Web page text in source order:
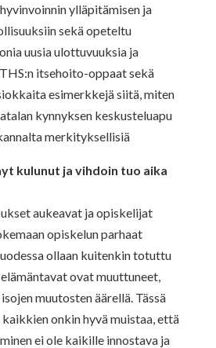
ylläpitämisen ja
sekä opeteltu
uusia ulottuvuuksia ja
itsehoito-oppaat sekä
esimerkkejä siitä, miten
kynnyksen keskusteluapu
merkityksellisiä
kulunut ja vihdoin tuo aika
aukeavat ja opiskelijat
opiskelun parhaat
ollaan kuitenkin totuttu
ovat muuttuneet,
muutosten äärellä. Tässä
onkin hyvä muistaa, että
ei ole kaikille innostava ja